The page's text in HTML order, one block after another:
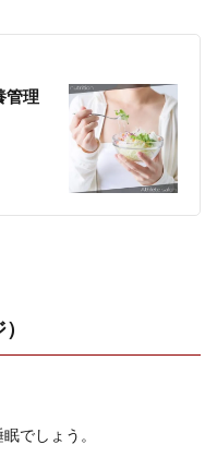
管理
でしょう。